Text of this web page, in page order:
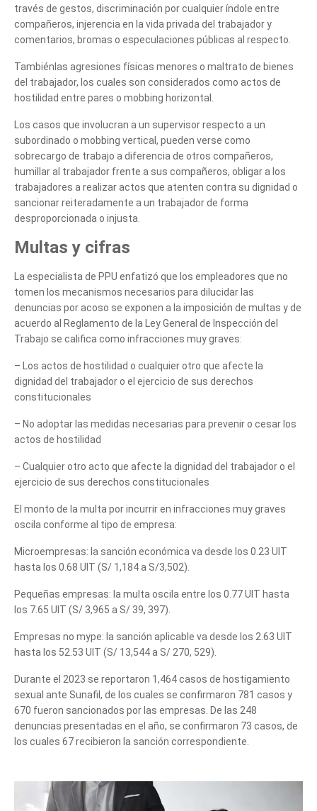
te podemos ayudar?
través de gestos, discriminación por cualquier índole entre
compañeros, injerencia en la vida privada del trabajador y
comentarios, bromas o especulaciones públicas al respecto.
Tambiénlas agresiones físicas menores o maltrato de bienes
del trabajador, los cuales son considerados como actos de
hostilidad entre pares o mobbing horizontal.
Los casos que involucran a un supervisor respecto a un
subordinado o mobbing vertical, pueden verse como
sobrecargo de trabajo a diferencia de otros compañeros,
humillar al trabajador frente a sus compañeros, obligar a los
trabajadores a realizar actos que atenten contra su dignidad o
sancionar reiteradamente a un trabajador de forma
desproporcionada o injusta.
Multas y cifras
La especialista de PPU enfatizó que los empleadores que no
tomen los mecanismos necesarios para dilucidar las
denuncias por acoso se exponen a la imposición de multas y de
acuerdo al Reglamento de la Ley General de Inspección del
Trabajo se califica como infracciones muy graves:
– Los actos de hostilidad o cualquier otro que afecte la
dignidad del trabajador o el ejercicio de sus derechos
constitucionales
– No adoptar las medidas necesarias para prevenir o cesar los
actos de hostilidad
– Cualquier otro acto que afecte la dignidad del trabajador o el
ejercicio de sus derechos constitucionales
El monto de la multa por incurrir en infracciones muy graves
oscila conforme al tipo de empresa:
Microempresas: la sanción económica va desde los 0.23 UIT
hasta los 0.68 UIT (S/ 1,184 a S/3,502).
Pequeñas empresas: la multa oscila entre los 0.77 UIT hasta
los 7.65 UIT (S/ 3,965 a S/ 39, 397).
Empresas no mype: la sanción aplicable va desde los 2.63 UIT
hasta los 52.53 UIT (S/ 13,544 a S/ 270, 529).
Durante el 2023 se reportaron 1,464 casos de hostigamiento
sexual ante Sunafil, de los cuales se confirmaron 781 casos y
670 fueron sancionados por las empresas. De las 248
denuncias presentadas en el año, se confirmaron 73 casos, de
los cuales 67 recibieron la sanción correspondiente.